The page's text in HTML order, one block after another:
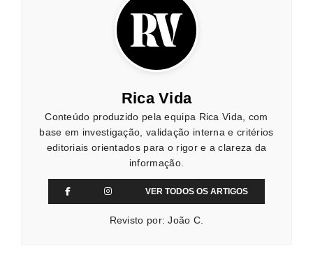
Rica Vida
Conteúdo produzido pela equipa Rica Vida, com
base em investigação, validação interna e critérios
editoriais orientados para o rigor e a clareza da
informação.
VER TODOS OS ARTIGOS
Revisto por: João C.